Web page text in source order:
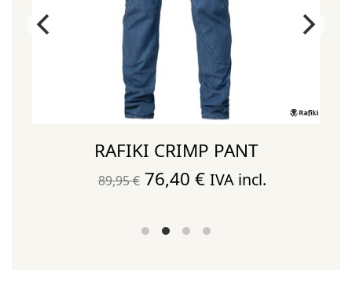
RAFIKI CRIMP PANT
89,95€ El
original
76,40 €El
actual
IVA incl.